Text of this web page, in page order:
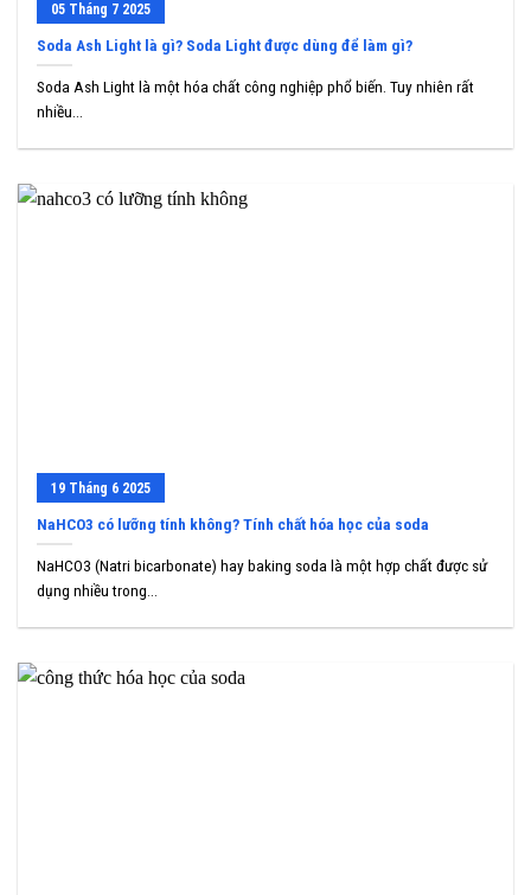
05 Tháng 7 2025
Soda Ash Light là gì? Soda Light được dùng để làm gì?
Soda Ash Light là một hóa chất công nghiệp phổ biến. Tuy nhiên rất
nhiều...
19 Tháng 6 2025
NaHCO3 có lưỡng tính không? Tính chất hóa học của soda
NaHCO3 (Natri bicarbonate) hay baking soda là một hợp chất được sử
dụng nhiều trong...